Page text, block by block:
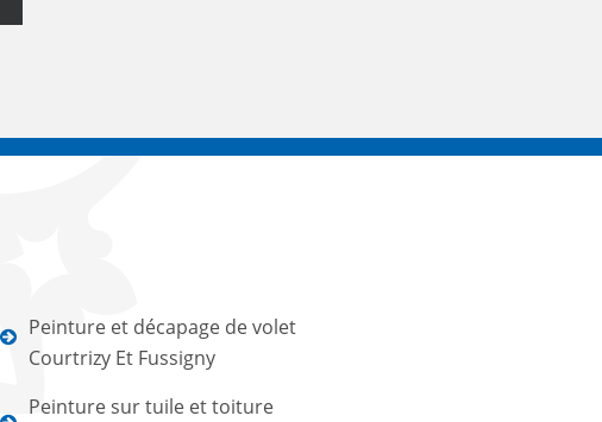
Peinture et décapage de volet
Courtrizy Et Fussigny
Peinture sur tuile et toiture